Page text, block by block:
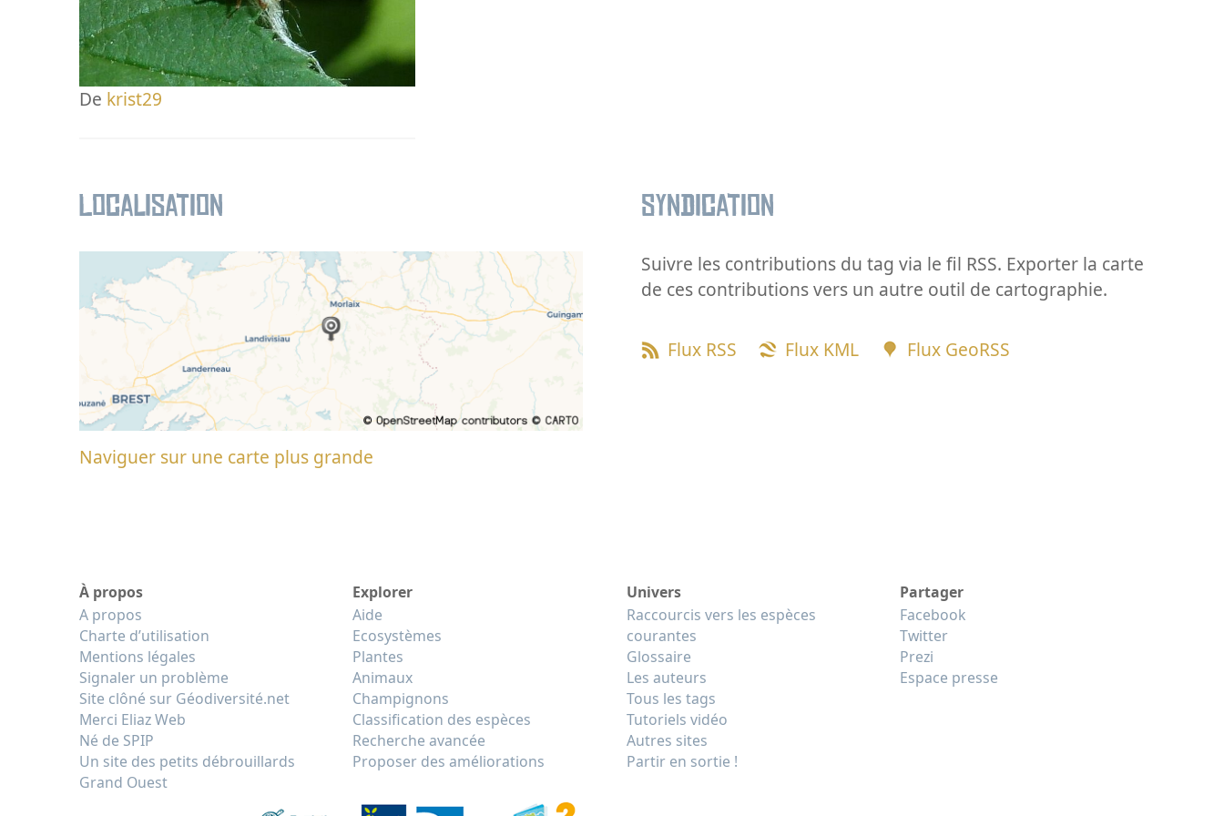
De krist29
Localisation
Naviguer sur une carte plus grande
Syndication
Suivre les contributions du tag via le fil RSS. Exporter la carte
de ces contributions vers un autre outil de cartographie.
Flux RSS Flux KML Flux GeoRSS
À propos
A propos
Charte d’utilisation
Mentions légales
Signaler un problème
Site clôné sur Géodiversité.net
Merci Eliaz Web
Né de SPIP
Un site des petits débrouillards
Grand Ouest
Explorer
Aide
Ecosystèmes
Plantes
Animaux
Champignons
Classification des espèces
Recherche avancée
Proposer des améliorations
Univers
Raccourcis vers les espèces
courantes
Glossaire
Les auteurs
Tous les tags
Tutoriels vidéo
Autres sites
Partir en sortie !
Partager
Facebook
Twitter
Prezi
Espace presse